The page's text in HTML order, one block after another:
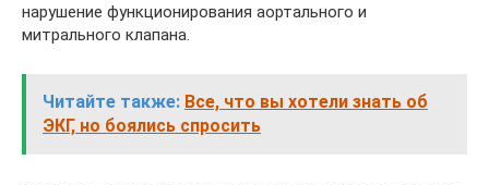
нарушение функционирования аортального и
митрального клапана.
Читайте также: Все, что вы хотели знать об
ЭКГ, но боялись спросить